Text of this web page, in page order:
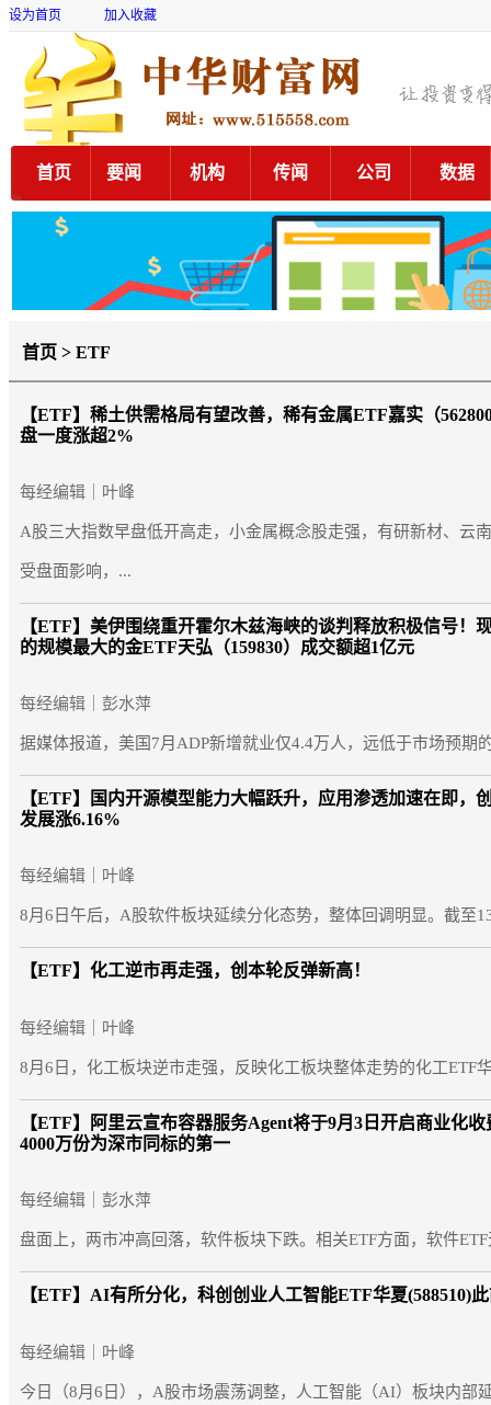
设为首页 加入收藏
首页 要闻 机构 传闻 公司 数据
首页 > ETF
【ETF】 稀土供需格局有望改善，稀有金属ETF嘉实（
盘一度涨超2%
每经编辑｜叶峰
A股三大指数早盘低开高走，小金属概念股走强，有研新材、云
受盘面影响，...
【ETF】 美伊围绕重开霍尔木兹海峡的谈判释放积极信号！
的规模最大的金ETF天弘（159830）成交额超1亿元
每经编辑｜彭水萍
据媒体报道，美国7月ADP新增就业仅4.4万人，远低于市场预期
【ETF】
国内开源模型能力大幅跃升，应用渗透加速在即，
发展涨6.16%
每经编辑｜叶峰
8月6日午后，A股软件板块延续分化态势，整体回调明显。截至
【ETF】 化工逆市再走强，创本轮反弹新高！
每经编辑｜叶峰
8月6日，化工板块逆市走强，反映化工板块整体走势的化工ETF
【ETF】
阿里云宣布容器服务Agent将于9月3日开启商业化
4000万份为深市同标的第一
每经编辑｜彭水萍
盘面上，两市冲高回落，软件板块下跌。相关ETF方面，软件
【ETF】 AI有所分化，科创创业人工智能ETF华夏(588510)
每经编辑｜叶峰
今日（8月6日），A股市场震荡调整，人工智能（AI）板块内部